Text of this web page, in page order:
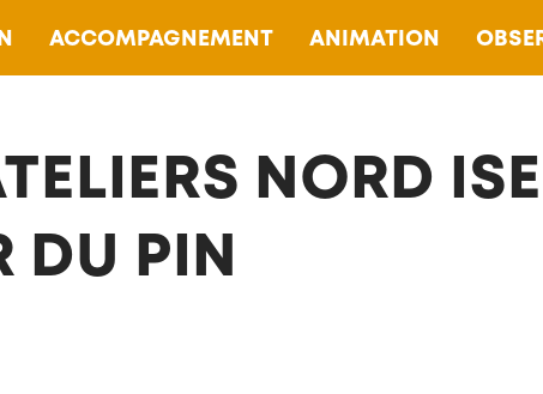
ACCOMPAGNEMENT ANIMATION
NORD
DU PIN